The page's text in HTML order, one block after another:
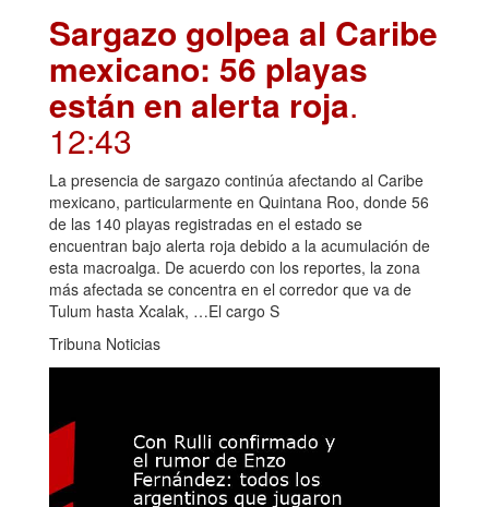
Sargazo golpea al Caribe
mexicano: 56 playas
están en alerta roja.
12:43
La presencia de sargazo continúa afectando al Caribe
mexicano, particularmente en Quintana Roo, donde 56
de las 140 playas registradas en el estado se
encuentran bajo alerta roja debido a la acumulación de
esta macroalga. De acuerdo con los reportes, la zona
más afectada se concentra en el corredor que va de
Tulum hasta Xcalak, …El cargo S
Tribuna Noticias